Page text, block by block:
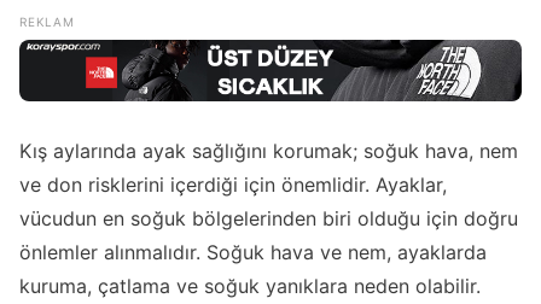
Kış aylarında ayak sağlığını korumak; soğuk hava, nem
ve don risklerini içerdiği için önemlidir. Ayaklar,
vücudun en soğuk bölgelerinden biri olduğu için doğru
önlemler alınmalıdır. Soğuk hava ve nem, ayaklarda
kuruma, çatlama ve soğuk yanıklara neden olabilir.